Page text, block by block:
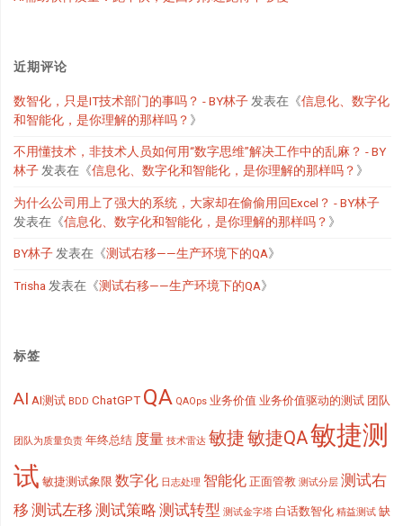
近期评论
数智化，只是IT技术部门的事吗？ - BY林子发表在《信息化、数字化
和智能化，是你理解的那样吗？ 》
不用懂技术，非技术人员如何用“数字思维”解决工作中的乱麻？ - BY
林子发表在《信息化、数字化和智能化，是你理解的那样吗？ 》
为什么公司用上了强大的系统，大家却在偷偷用回Excel？ - BY林子
发表在《信息化、数字化和智能化，是你理解的那样吗？ 》
BY林子发表在《测试右移——生产环境下的QA》
Trisha 发表在《测试右移——生产环境下的QA》
标签
AI AI测试 BDD ChatGPT QA QAOps 业务价值 业务价值驱动的测试 团队
团队为质量负责 年终总结 度量 技术雷达 敏捷敏捷QA敏捷测
试 敏捷测试象限 数字化 日志处理 智能化 正面管教 测试分层 测试右
移 测试左移 测试策略 测试转型 测试金字塔 白话数智化 精益测试 缺